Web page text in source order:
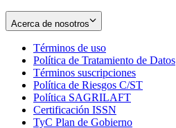
Acerca de nosotros
Términos de uso
in
new
window
Política de Tratamiento de Datos
Términos suscripciones
in
Política de Riesgos C/ST
Política SAGRILAFT
new
Certificación ISSN
in
TyC Plan de Gobierno